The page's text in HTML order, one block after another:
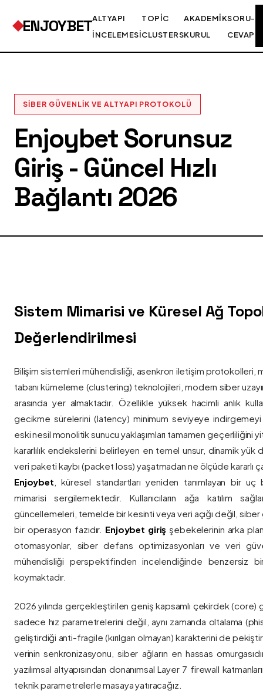
ENJOYBETALTYAPI
İNCELEMESI
TOPIC
CLUSTERS
AKADEMIK
KURUL
SORU-
CEVAP
SIBER GÜVENLIK VE ALTYAPI PROTOKOLÜ
Enjoybet Sorunsuz
Giriş - Güncel Hızlı
Bağlantı 2026
Sistem Mimarisi ve Küresel Ağ
Değerlendirilmesi
Bilişim sistemleri mühendisliği, asenkron iletişim protokolleri,
tabanı kümeleme (clustering) teknolojileri, modern siber
arasında yer almaktadır. Özellikle yüksek hacimli anlık
gecikme sürelerini (latency) minimum seviyeye
eski nesil monolitik sunucu yaklaşımları tamamen geçerliliğini
kararlılık endekslerini belirleyen en temel unsur, dinamik yük
veri paketi kaybı (packet loss) yaşatmadan ne ölçüde kararlı
Enjoybet , küresel standartları yeniden tanımlayan bir
mimarisi sergilemektedir. Kullanıcıların ağa katılım
güncellemeleri, temelde bir kesinti veya veri açığı değil, siber
bir operasyon fazıdır. Enjoybet giriş şebekelerinin arka
otomasyonlar, siber defans optimizasyonları ve veri
mühendisliği perspektifinden incelendiğinde benzersiz
koymaktadır.
2026 yılında gerçekleştirilen geniş kapsamlı çekirdek
sadece hız parametrelerini değil, aynı zamanda oltalama
geliştirdiği anti-fragile (kırılgan olmayan) karakterini de
verinin senkronizasyonu, siber ağların en hassas
yazılımsal altyapısından donanımsal Layer 7 firewall
teknik parametrelerle masaya yatıracağız.